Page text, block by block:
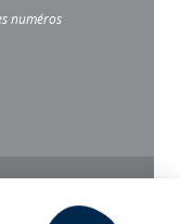
numéros